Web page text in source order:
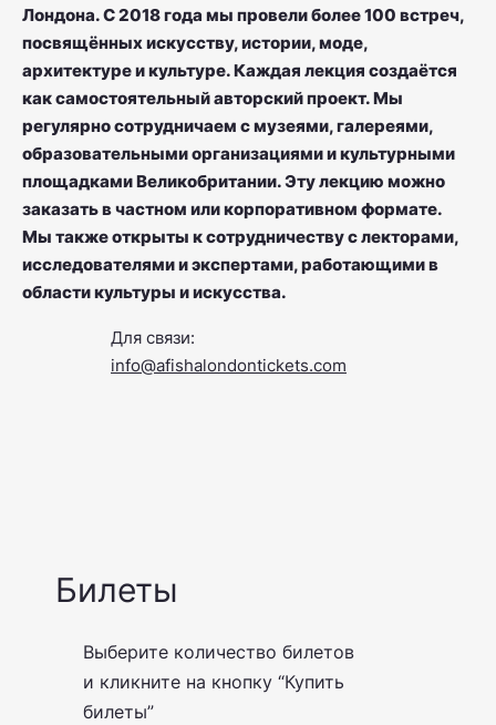
Лондона. С 2018 года мы провели более 100 встреч,
посвящённых искусству, истории, моде,
архитектуре и культуре. Каждая лекция создаётся
как самостоятельный авторский проект. Мы
регулярно сотрудничаем с музеями, галереями,
образовательными организациями и культурными
площадками Великобритании. Эту лекцию можно
заказать в частном или корпоративном формате.
Мы также открыты к сотрудничеству с лекторами,
исследователями и экспертами, работающими в
области культуры и искусства.
Для связи:
info@afishalondontickets.com
Билеты
Выберите количество билетов
и кликните на кнопку “Купить
билеты”